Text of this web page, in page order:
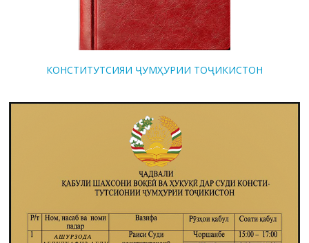
КОНСТИТУТСИЯИ ҶУМҲУРИИ ТОҶИКИСТОН